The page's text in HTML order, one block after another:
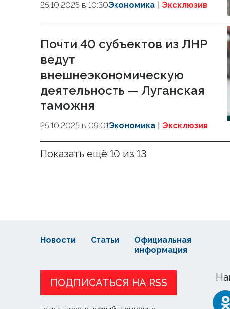
25.10.2025 в 10:30Экономика Эксклюзив
Почти 40 субъектов из ЛНР
ведут
внешнеэкономическую
деятельность — Луганская
таможня
25.10.2025 в 09:01Экономика Эксклюзив
Показать ещё 10 из 13
ПОДПИСАТЬСЯ НА RSS
Новости Статьи
Официальная
информация